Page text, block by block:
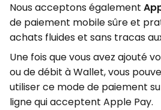
Nous acceptons également
de paiement mobile sûre et
achats fluides et sans tracas
Une fois que vous avez ajouté
ou de débit à Wallet, vous
utiliser ce mode de paiement
ligne qui acceptent Apple Pay.